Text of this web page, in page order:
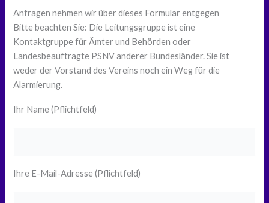
Anfragen nehmen wir über dieses Formular entgegen
Bitte beachten Sie: Die Leitungsgruppe ist eine
Kontaktgruppe für Ämter und Behörden oder
Landesbeauftragte PSNV anderer Bundesländer. Sie ist
weder der Vorstand des Vereins noch ein Weg für die
Alarmierung.
Ihr Name (Pflichtfeld)
Ihre E-Mail-Adresse (Pflichtfeld)